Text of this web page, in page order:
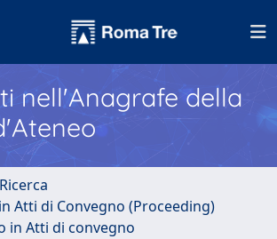
nell'Anagrafe della
Atti di Convegno (Proceeding)
in Atti di convegno